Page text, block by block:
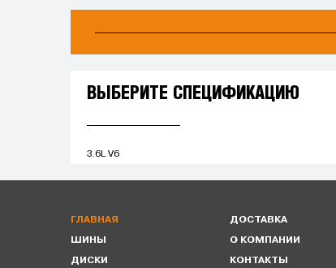
ВЫБЕРИТЕ СПЕЦИФИКАЦИЮ
3.6L V6
ГЛАВНАЯ
ШИНЫ
ДИСКИ
ДОСТАВКА
О КОМПАНИИ
КОНТАКТЫ